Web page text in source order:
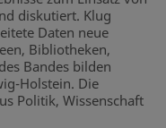
diskutiert. Klug
Daten neue
Bibliotheken,
Bandes bilden
Holstein. Die
Politik, Wissenschaft